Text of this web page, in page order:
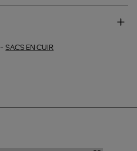
-SACS EN CUIR